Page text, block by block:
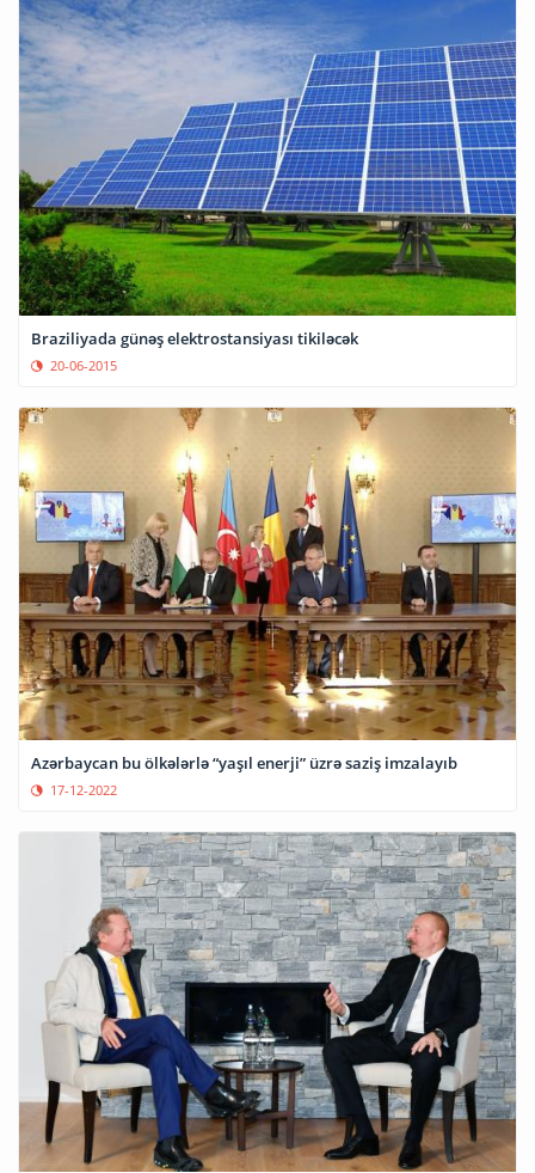
Braziliyada günəş elektrostansiyası tikiləcək
20-06-2015
Azərbaycan bu ölkələrlə “yaşıl enerji” üzrə saziş imzalayıb
17-12-2022